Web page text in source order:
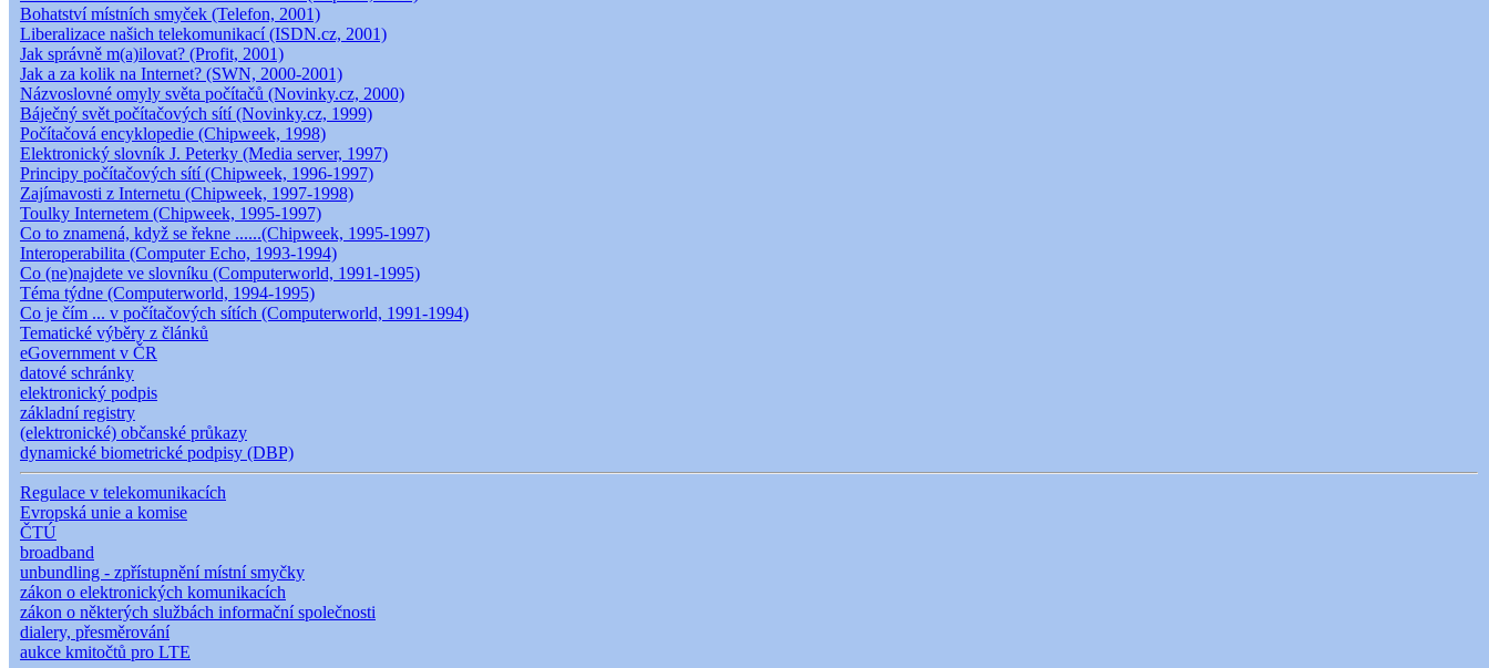
Bohatství místních smyček (Telefon, 2001)
Liberalizace našich telekomunikací (ISDN.cz, 2001)
Jak správně m(a)ilovat? (Profit, 2001)
Jak a za kolik na Internet? (SWN, 2000-2001)
Názvoslovné omyly světa počítačů (Novinky.cz, 2000)
Báječný svět počítačových sítí (Novinky.cz, 1999)
Počítačová encyklopedie (Chipweek, 1998)
Elektronický slovník J. Peterky (Media server, 1997)
Principy počítačových sítí (Chipweek, 1996-1997)
Zajímavosti z Internetu (Chipweek, 1997-1998)
Toulky Internetem (Chipweek, 1995-1997)
Co to znamená, když se řekne ......(Chipweek, 1995-1997)
Interoperabilita (Computer Echo, 1993-1994)
Co (ne)najdete ve slovníku (Computerworld, 1991-1995)
Téma týdne (Computerworld, 1994-1995)
Co je čím ... v počítačových sítích (Computerworld, 1991-1994)
Tematické výběry z článků
eGovernment v ČR
datové schránky
elektronický podpis
základní registry
(elektronické) občanské průkazy
dynamické biometrické podpisy (DBP)
Regulace v telekomunikacích
Evropská unie a komise
ČTÚ
broadband
unbundling - zpřístupnění místní smyčky
zákon o elektronických komunikacích
zákon o některých službách informační společnosti
dialery, přesměrování
aukce kmitočtů pro LTE